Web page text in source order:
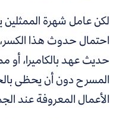
لكن عامل شهرة الممثلين
احتمال حدوث هذا الكسر،
حديث عهد بالكاميرا، أو
المسرح دون أن يحظى
الأعمال المعروفة عند